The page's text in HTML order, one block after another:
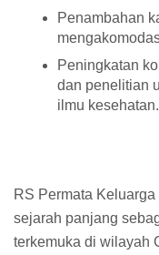
Penambahan
Peningkatan
dan penelitian
ilmu kesehatan.
RS Permata
sejarah panjang
terkemuka di wilayah